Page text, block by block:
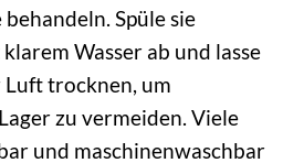
Spüle sie
Wasser ab und lasse
trocknen, um
zu vermeiden. Viele
und maschinenwaschbar